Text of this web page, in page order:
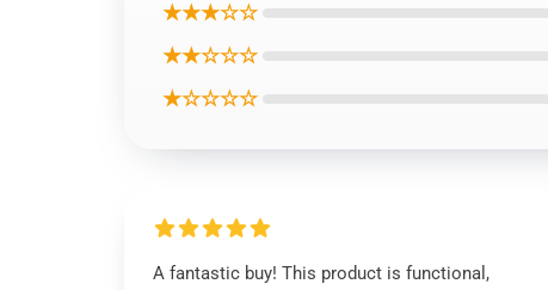
★★★☆☆
★★☆☆☆
★☆☆☆☆
A fantastic buy! This product is functional,